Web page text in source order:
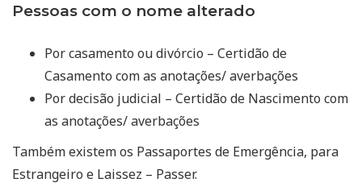
Pessoas com o nome alterado
Por casamento ou divórcio – Certidão de
Casamento com as anotações/ averbações
Por decisão judicial – Certidão de Nascimento com
as anotações/ averbações
Também existem os Passaportes de Emergência, para
Estrangeiro e Laissez – Passer.